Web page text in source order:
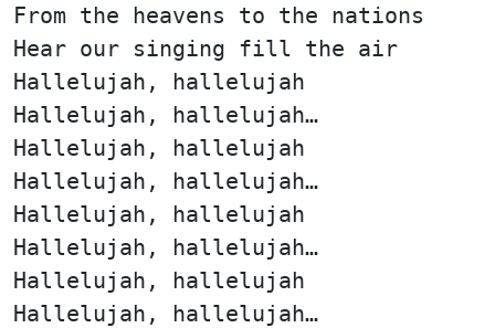
From the heavens to the nations
Hear our singing fill the air
Hallelujah, hallelujah
Hallelujah, hallelujah…
Hallelujah, hallelujah
Hallelujah, hallelujah…
Hallelujah, hallelujah
Hallelujah, hallelujah…
Hallelujah, hallelujah
Hallelujah, hallelujah…